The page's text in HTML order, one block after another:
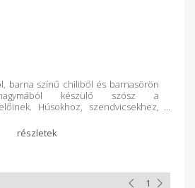
barna színű chiliből és barnasörön
készülő szósz a
Húsokhoz, szendvicsekhez,